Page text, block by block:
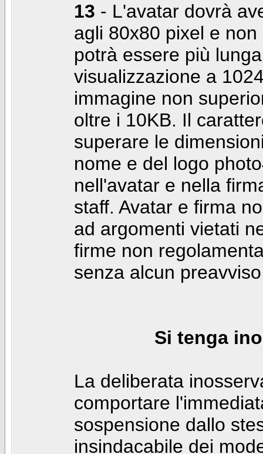
13 - L'avatar dovrà
agli 80x80 pixel e
potrà essere più
visualizzazione a
immagine non
oltre i 10KB. Il
superare le
nome e del logo
nell'avatar e nella
staff. Avatar e firma
ad argomenti vietati
firme non
senza alcun
Si tenga
La deliberata
comportare
sospensione dallo
insindacabile dei